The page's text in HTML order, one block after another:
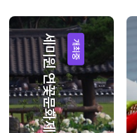
개최중
세미원 연꽃문화제